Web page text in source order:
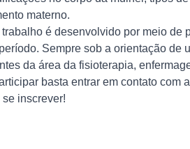
materno.
trabalho é desenvolvido por meio de
Sempre sob a orientação de
da área da fisioterapia,
basta entrar em contato
se inscrever!